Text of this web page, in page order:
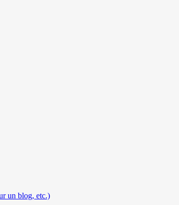
un blog, etc.)